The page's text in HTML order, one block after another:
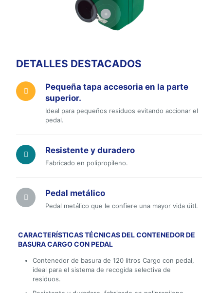
DETALLES DESTACADOS
Pequeña tapa accesoria en la parte
superior.
Ideal para pequeños residuos evitando accionar el
pedal.
Resistente y duradero
Fabricado en polipropileno.
Pedal metálico
Pedal metálico que le confiere una mayor vida úitl.
CARACTERÍSTICAS TÉCNICAS DEL CONTENEDOR DE
BASURA CARGO CON PEDAL
Contenedor de basura de 120 litros Cargo con pedal,
ideal para el sistema de recogida selectiva de
residuos.